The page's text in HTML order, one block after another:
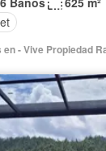
- Vive Propiedad